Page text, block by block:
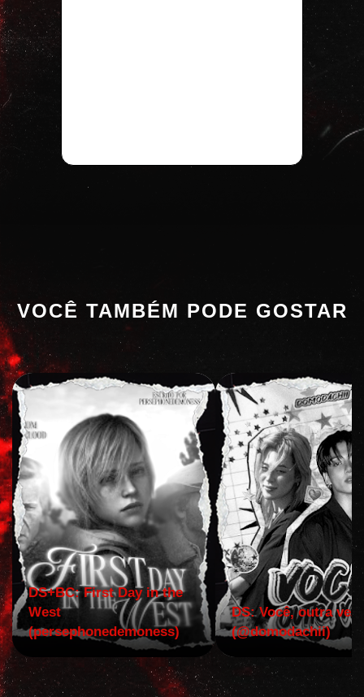
VOCÊ TAMBÉM PODE GOSTAR
DS+BC: First Day in the
West
(persephonedemoness)
DS: Você, outra vez!
(@domodachii)